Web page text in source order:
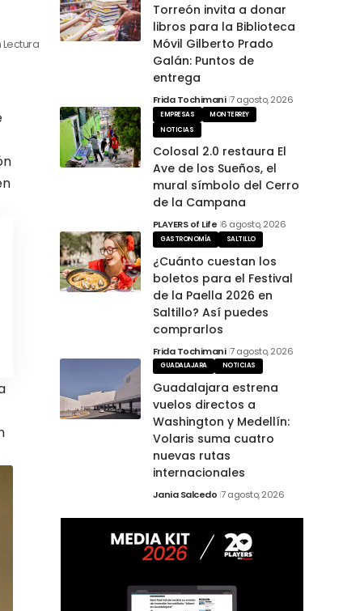
Lectura
Torreón invita a donar
libros para la Biblioteca
Móvil Gilberto Prado
Galán: Puntos de
entrega
Frida Tochimani 7 agosto, 2026
EMPRESAS
MONTERREY
NOTICIAS
Colosal 2.0 restaura El
Ave de los Sueños, el
mural símbolo del Cerro
de la Campana
PLAYERS of Life 6 agosto, 2026
GASTRONOMÍA SALTILLO
¿Cuánto cuestan los
boletos para el Festival
de la Paella 2026 en
Saltillo? Así puedes
comprarlos
Frida Tochimani 7 agosto, 2026
GUADALAJARA NOTICIAS
Guadalajara estrena
vuelos directos a
Washington y Medellín:
Volaris suma cuatro
nuevas rutas
internacionales
Jania Salcedo 7 agosto, 2026